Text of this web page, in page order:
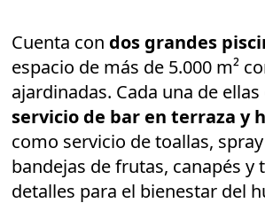
Cuenta con dos grandes
espacio de más de 5.000 m²
ajardinadas. Cada una de
servicio de bar en terraza y
como servicio de toallas,
bandejas de frutas, canapés y
detalles para el bienestar del